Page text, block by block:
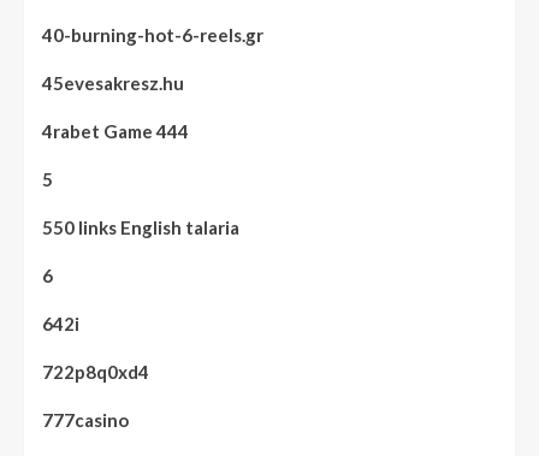
40-burning-hot-6-reels.gr
45evesakresz.hu
4rabet Game 444
5
550 links English talaria
6
642i
722p8q0xd4
777casino